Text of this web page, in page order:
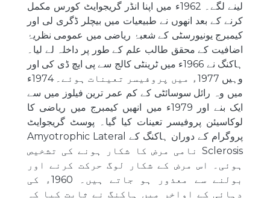
لینے لگے۔ 1962ء میں اپنا انڈر گریجوایٹ کورس مکمل
کرنے کے بعد انھوں نے طبیعیات میں بیچلر ڈگری لی اور
کیمبرج یونیورسٹی کے شعبۂ ریاضی میں عمومی نظریۂ
اضافیت کے محقق طالب علم کے طور پر داخلہ لے لیا۔
ہاکنگ نے 1966ء میں ٹرینٹی کالج سے پی ایچ ڈی کی اور
وہیں 1977ء میں پروفیسر تعینات ہوئے۔ 1974ء
میں وہ رائل سوسائٹی کے کم عمر ترین فیلوز میں سے
ایک بنے اور 1979ء میں انھیں کیمبرج میں ریاضی کا
لوکاسیئن پروفیسر تعینات کیا گیا۔ پوسٹ گریجوایٹ
پروگرام کے دوران ہاکنگ کے Amyotrophic Lateral
Sclerosis نامی مرض کا شکار ہونے کی تشخیص
ہوئی۔ اس مرض کے شکار لوگ حرکت کرنے اور
بولنے سے معذور ہو جاتے ہیں۔ 1960ء کی
دہائی کے اواخر میں ہاکنگ نے ثابت کیا کہ